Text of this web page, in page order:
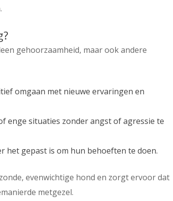
gehoorzaamheid, maar ook andere
omgaan met nieuwe ervaringen en
enge situaties zonder angst of agressie te
het gepast is om hun behoeften te doen.
evenwichtige hond en zorgt ervoor dat
metgezel.